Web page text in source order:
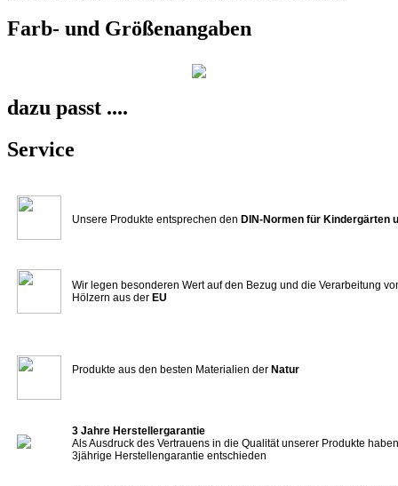
Farb- und Größenangaben
dazu passt ....
Service
Unsere Produkte entsprechen den DIN-Normen für Kindergärten
Wir legen besonderen Wert auf den Bezug und die Verarbeitung
Hölzern aus der EU
Produkte aus den besten Materialien der Natur
3 Jahre Herstellergarantie
Als Ausdruck des Vertrauens in die Qualität unserer Produkte
3jährige Herstellengarantie entschieden